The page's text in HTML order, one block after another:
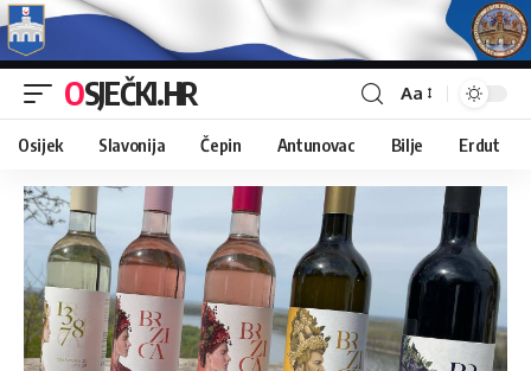
OSJEČKI.HR Aa
Osijek Slavonija Čepin Antunovac Bilje Erdut